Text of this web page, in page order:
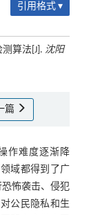
引用格式 ▾
算法[J]. 沈阳
篇
作难度逐渐降
域都得到了广
怖袭击、侵犯
公民隐私和生